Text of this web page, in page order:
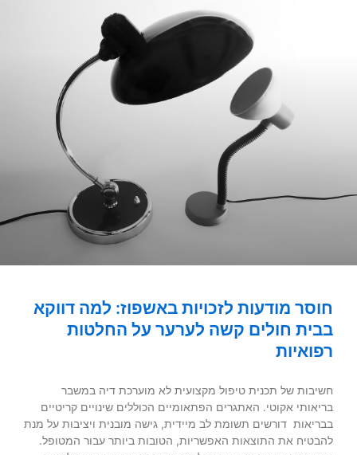
חוסר מודעות לזכויות באשפוז: למה דווקא
בבית חולים קשה לערער על החלטות
רפואיות
חשיבות של תכנית טיפול מקצועית לא מוערכת דיה במשבר
בריאותי אקוטי. האתגרים הפתאומיים הכוללים שינויים קריטיים
בבריאות דורשים תשומת לב מיידית, גישה מובנית ויציבות על מנת
להבטיח את התוצאות האפשריות, הטובות ביותר עבור המטופל.